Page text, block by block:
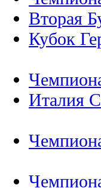
Вторая
Кубок
Италия